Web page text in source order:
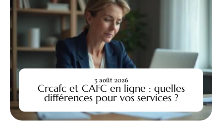
Crcafc et CAFC en ligne : quelles
différences pour vos services ?
3 août 2026